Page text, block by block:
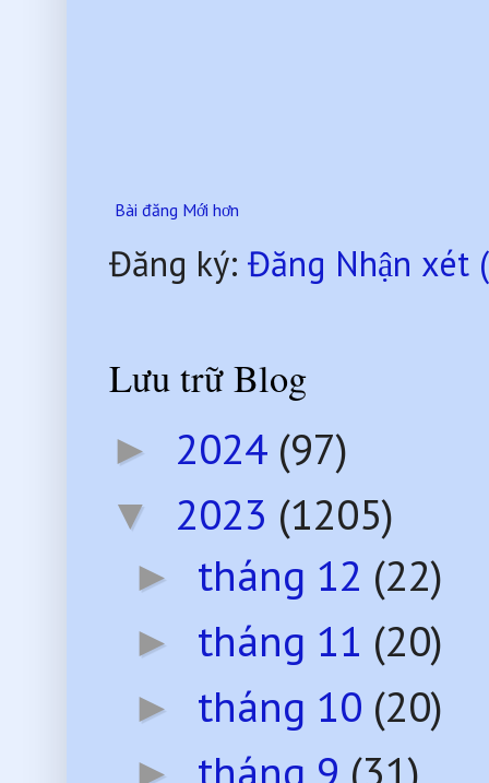
Bài đăng Mới hơn
Đăng ký:Đăng Nhận xét
Lưu trữ Blog
► 2024 (97)
▼ 2023 (1205)
► tháng 12 (22)
► tháng 11 (20)
► tháng 10 (20)
►